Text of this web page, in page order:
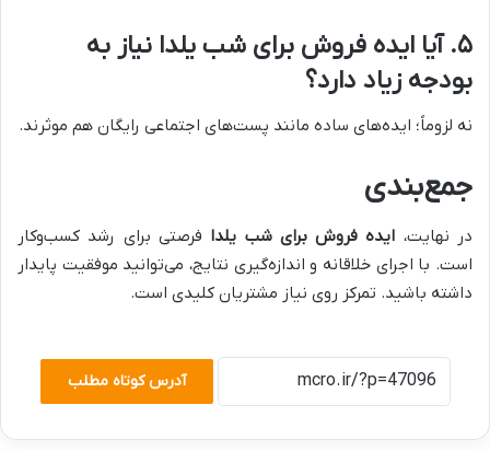
۵. آیا ایده فروش برای شب یلدا نیاز به
بودجه زیاد دارد؟
نه لزوماً؛ ایده‌های ساده مانند پست‌های اجتماعی رایگان هم موثرند.
جمع‌بندی
در نهایت، ایده فروش برای شب یلدا فرصتی برای رشد کسب‌وکار
است. با اجرای خلاقانه و اندازه‌گیری نتایج، می‌توانید موفقیت پایدار
داشته باشید. تمرکز روی نیاز مشتریان کلیدی است.
آدرس کوتاه مطلب